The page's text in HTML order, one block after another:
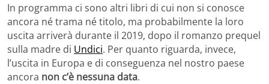
In programma ci sono altri libri di cui non si conosce
ancora né trama né titolo, ma probabilmente la loro
uscita arriverà durante il 2019, dopo il romanzo prequel
sulla madre di Undici. Per quanto riguarda, invece,
l’uscita in Europa e di conseguenza nel nostro paese
ancora non c’è nessuna data.